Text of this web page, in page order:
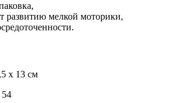
развитию мелкой моторики,
x 13 см
54